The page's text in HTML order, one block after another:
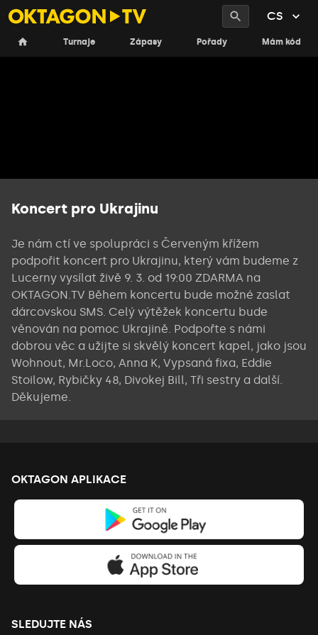
Turnaje Zápasy Pořady Mám kód
CS
Koncert pro Ukrajinu
Je nám ctí ve spolupráci s Červeným křížem
podpořit koncert pro Ukrajinu, který vám budeme z
Lucerny vysílat živě 9. 3. od 19:00 ZDARMA na
OKTAGON.TV Během koncertu bude možné zaslat
dárcovskou SMS. Celý výtěžek koncertu bude
věnován na pomoc Ukrajině. Podpořte s námi
dobrou věc a užijte si skvělý koncert kapel, jako jsou
Wohnout, Mr.Loco, Anna K, Vypsaná fixa, Eddie
Stoilow, Rybičky 48, Divokej Bill, Tři sestry a další.
Děkujeme.
OKTAGON APLIKACE
SLEDUJTE NÁS